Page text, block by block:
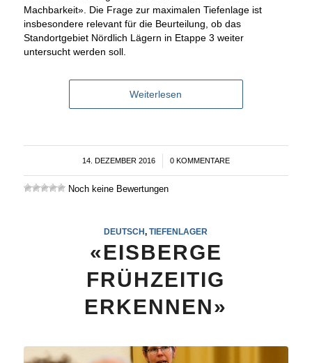
Machbarkeit». Die Frage zur maximalen Tiefenlage ist
insbesondere relevant für die Beurteilung, ob das
Standortgebiet Nördlich Lägern in Etappe 3 weiter
untersucht werden soll.
Weiterlesen
14. DEZEMBER 2016
/ 0 KOMMENTARE
Noch keine Bewertungen
DEUTSCH ,TIEFENLAGER
«EISBERGE
FRÜHZEITIG
ERKENNEN»